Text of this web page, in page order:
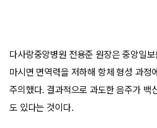
다사랑중앙병원 전용준 원장은 중앙일
마시면 면역력을 저하해 항체 형성 과정
주의했다. 결과적으로 과도한 음주가 백
도 있다는 것이다.